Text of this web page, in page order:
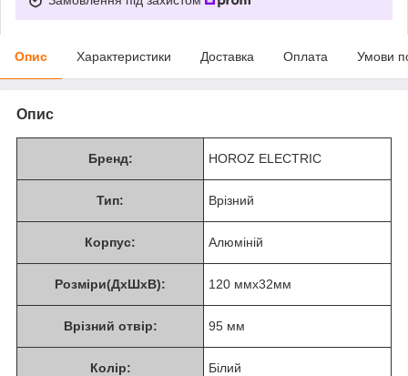
Опис Характеристики Доставка Оплата Умови
Опис
Бренд: HOROZ ELECTRIC
Тип: Врізний
Корпус: Алюміній
Розміри(ДхШхВ): 120 ммх32мм
Врізний отвір: 95 мм
Колір: Білий